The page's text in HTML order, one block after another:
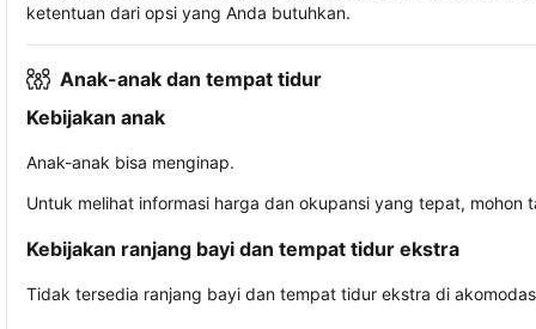
ketentuan dari opsi yang Anda butuhkan.
Anak-anak dan tempat tidur
Kebijakan anak
Anak-anak bisa menginap.
Untuk melihat informasi harga dan okupansi yang tepat,
Kebijakan ranjang bayi dan tempat tidur ekstra
Tidak tersedia ranjang bayi dan tempat tidur ekstra di